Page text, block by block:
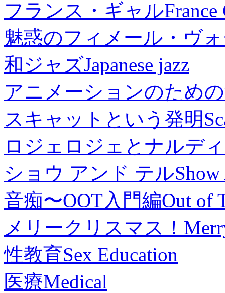
フランス・ギャルFrance
魅惑のフィメール・ヴ
和ジャズJapanese jazz
アニメーションのため
スキャットという発明
ロジェロジェとナルデ
ショウ アンド テル
音痴〜OOT入門編Out of
メリークリスマス！
性教育Sex Education
医療Medical